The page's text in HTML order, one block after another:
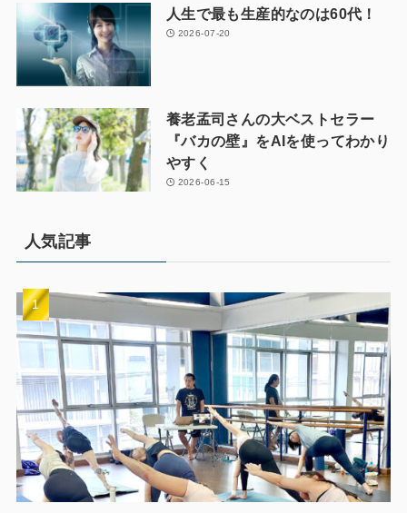
人生で最も生産的なのは60代！
2026-07-20
養老孟司さんの大ベストセラー
『バカの壁』をAIを使ってわかり
やすく
2026-06-15
人気記事